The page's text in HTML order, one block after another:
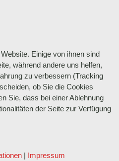
Einige von ihnen sind
während andere uns helfen,
zu verbessern (Tracking
ob Sie die Cookies
Sie, dass bei einer Ablehnung
der Seite zur Verfügung
| Impressum